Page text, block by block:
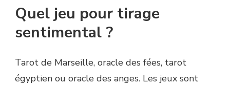
Quel jeu pour tirage
sentimental ?
Tarot de Marseille, oracle des fées, tarot
égyptien ou oracle des anges. Les jeux sont